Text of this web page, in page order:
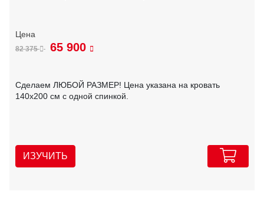
82 375 65 900
Сделаем ЛЮБОЙ РАЗМЕР! Цена указана на кровать
140х200 см с одной спинкой.
ИЗУЧИТЬ